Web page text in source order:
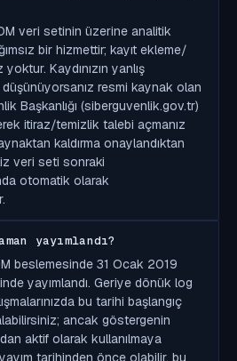
veri setinin üzerine analitik
bir hizmettir; kayıt ekleme/
Kaydınızın yanlış
düşünüyorsanız resmi kaynak olan
Başkanlığı (siberguvenlik.gov.tr)
itiraz/temizlik talebi açmanız
kaldırma onaylandıktan
veri seti sonraki
otomatik olarak
yayımlandı?
beslemesinde 31 Ocak 2019
yayımlandı. Geriye dönük log
bu tarihi başlangıç
ancak göstergenin
aktif olarak kullanılmaya
tarihinden önce olabilir, bu